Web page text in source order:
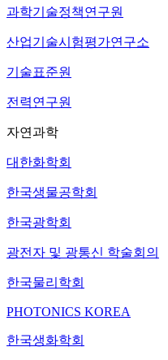
과학기술정책연구원
산업기술시험평가연구소
기술표준원
전력연구원
자연과학
대한화학회
한국생물공학회
한국광학회
광전자 및 광통신 학술회의
한국물리학회
PHOTONICS KOREA
한국생화학회